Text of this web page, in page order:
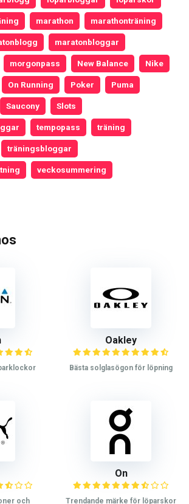
marathon marathonträning
maratonbloggar
morgonpass New Balance Nike
On Running Poker Puma
Saucony Slots
tempopass träning
träningsbloggar
veckosummering
Oakley
Bästa solglasögon för löpning
och
On
Trendande märke för löparskor